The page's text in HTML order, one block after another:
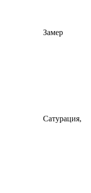
Замер
Сатурация,